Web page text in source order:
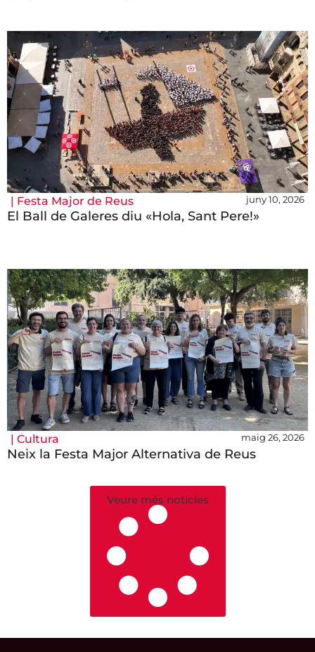
| Festa Major de Reus juny 10, 2026
El Ball de Galeres diu «Hola, Sant Pere!»
| Cultura maig 26, 2026
Neix la Festa Major Alternativa de Reus
Veure més notícies